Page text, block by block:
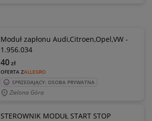
Moduł zapłonu Audi,Citroen,Opel,VW -
1.956.034
OFERTA ZALLEGRO
40zł
SPRZEDAJĄCY: OSOBA PRYWATNA
Zielona Góra
STEROWNIK MODUŁ START STOP